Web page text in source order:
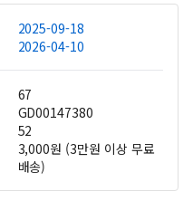
2025-09-18
2026-04-10
67
GD00147380
52
3,000원 (3만원 이상 무료
배송)